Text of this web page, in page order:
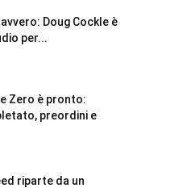
Doug Cockle è
per...
Zero è pronto:
preordini e
riparte da un